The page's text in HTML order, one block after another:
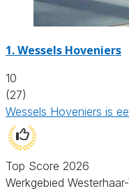
1.Wessels Hoveniers
10
(27)
Wessels Hoveniers is
Top Score 2026
Werkgebied